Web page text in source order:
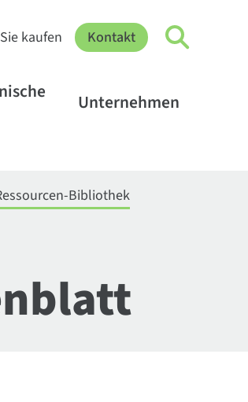
kaufen Kontakt
Unternehmen
Bibliothek